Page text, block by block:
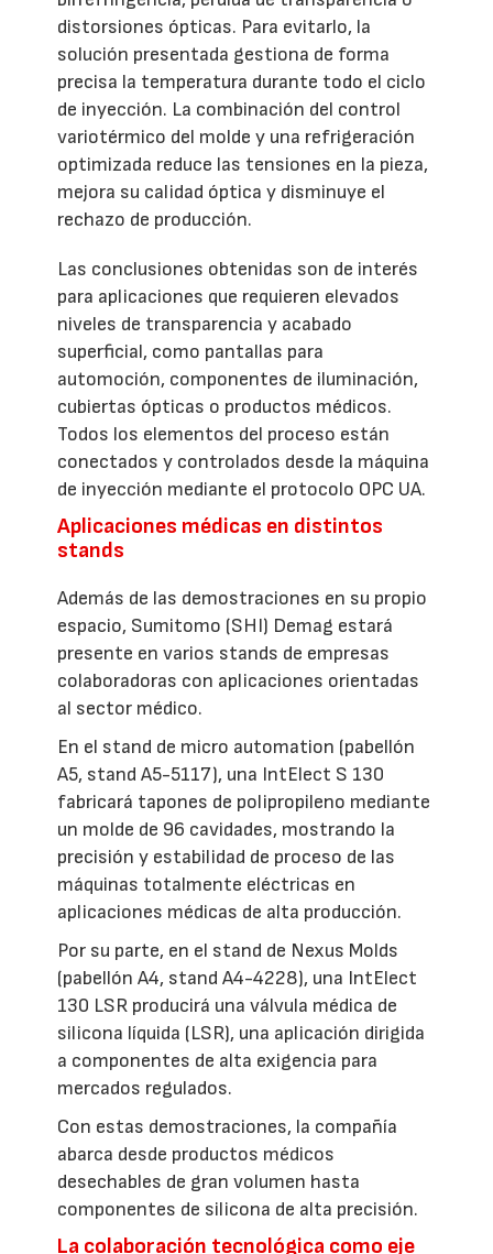
distorsiones ópticas. Para evitarlo, la
solución presentada gestiona de forma
precisa la temperatura durante todo el ciclo
de inyección. La combinación del control
variotérmico del molde y una refrigeración
optimizada reduce las tensiones en la pieza,
mejora su calidad óptica y disminuye el
rechazo de producción.
Las conclusiones obtenidas son de interés
para aplicaciones que requieren elevados
niveles de transparencia y acabado
superficial, como pantallas para
automoción, componentes de iluminación,
cubiertas ópticas o productos médicos.
Todos los elementos del proceso están
conectados y controlados desde la máquina
de inyección mediante el protocolo OPC UA.
Aplicaciones médicas en distintos
stands
Además de las demostraciones en su propio
espacio, Sumitomo (SHI) Demag estará
presente en varios stands de empresas
colaboradoras con aplicaciones orientadas
al sector médico.
En el stand de micro automation (pabellón
A5, stand A5-5117), una IntElect S 130
fabricará tapones de polipropileno mediante
un molde de 96 cavidades, mostrando la
precisión y estabilidad de proceso de las
máquinas totalmente eléctricas en
aplicaciones médicas de alta producción.
Por su parte, en el stand de Nexus Molds
(pabellón A4, stand A4-4228), una IntElect
130 LSR producirá una válvula médica de
silicona líquida (LSR), una aplicación dirigida
a componentes de alta exigencia para
mercados regulados.
Con estas demostraciones, la compañía
abarca desde productos médicos
desechables de gran volumen hasta
componentes de silicona de alta precisión.
La colaboración tecnológica como eje